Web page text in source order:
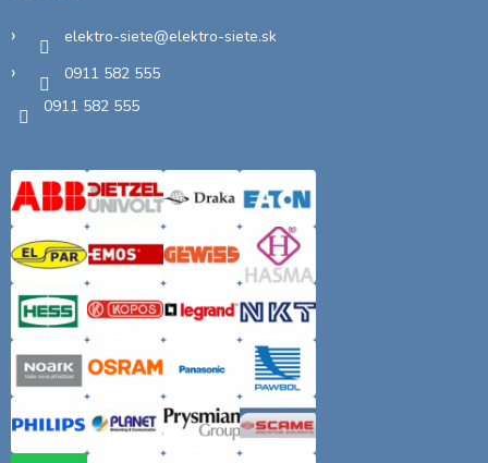
elektro-siete@elektro-siete.sk
0911 582 555
0911 582 555